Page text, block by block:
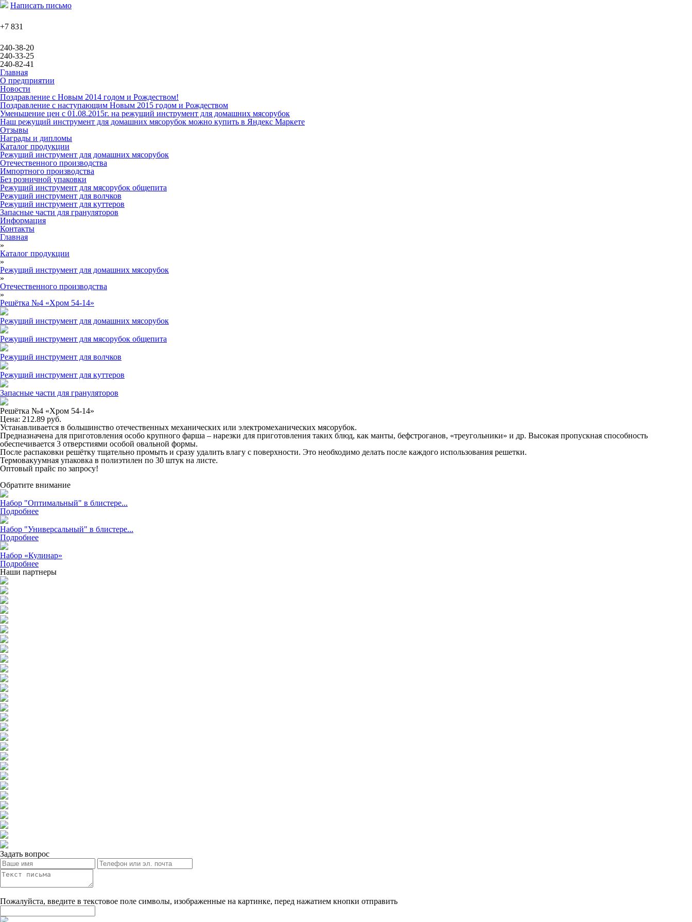
Написать письмо
+7 831
240-38-20
240-33-25
240-82-41
Главная
О предприятии
Новости
Поздравление с Новым 2014 годом и Рождеством!
Поздравление с наступающим Новым 2015 годом и Рождеством
Уменьшение цен с 01.08.2015г. на режущий инструмент для домашних мясорубок
Наш режущий инструмент для домашних мясорубок можно купить в Яндекс Маркете
Отзывы
Награды и дипломы
Каталог продукции
Режущий инструмент для домашних мясорубок
Отечественного производства
Импортного производства
Без розничной упаковки
Режущий инструмент для мясорубок общепита
Режущий инструмент для волчков
Режущий инструмент для куттеров
Запасные части для грануляторов
Информация
Контакты
Главная
»
Каталог продукции
»
Режущий инструмент для домашних мясорубок
»
Отечественного производства
»
Решётка №4 «Хром 54-14»
Режущий инструмент для домашних мясорубок
Режущий инструмент для мясорубок общепита
Режущий инструмент для волчков
Режущий инструмент для куттеров
Запасные части для грануляторов
Решётка №4 «Хром 54-14»
Цена: 212.89 руб.
Устанавливается в большинство отечественных механических или электромеханических мясорубок.
Предназначена для приготовления особо крупного фарша – нарезки для приготовления таких блюд, как манты, бефстроганов, «треугольники» и др. Высокая пропускная способность
обеспечивается 3 отверстиями особой овальной формы.
После распаковки решётку тщательно промыть и сразу удалить влагу с поверхности. Это необходимо делать после каждого использования решетки.
Термовакуумная упаковка в полиэтилен по 30 штук на листе.
Оптовый прайс по запросу!
Обратите внимание
Набор "Оптимальный" в блистере...
Подробнее
Набор "Универсальный" в блистере...
Подробнее
Набор «Кулинар»
Подробнее
Наши партнеры
Задать вопрос
Пожалуйста, введите в текстовое поле символы, изображенные на картинке, перед нажатием кнопки отправить